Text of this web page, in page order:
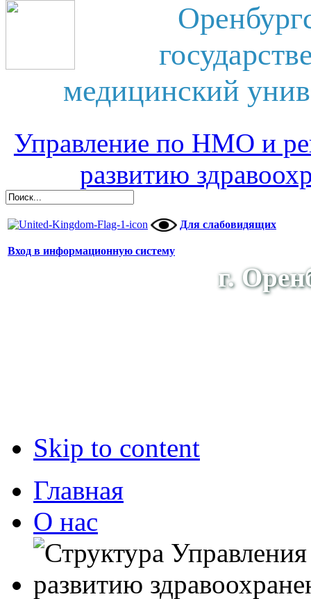
медицинский
Управление по НМО и
развитию
Для слабовидящих
Вход в информационную систему
г.
Skip to content
Главная
О нас